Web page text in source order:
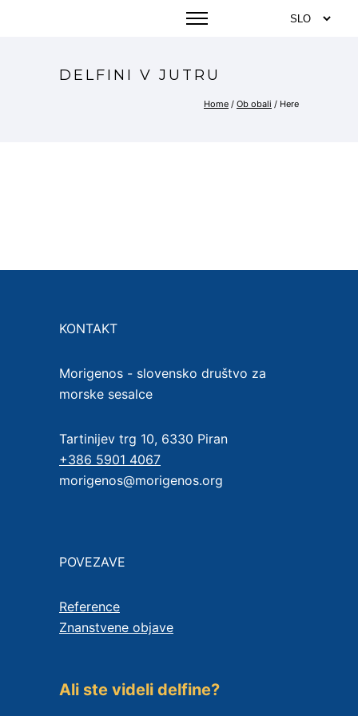
DELFINI V JUTRU
Home / Ob obali / Here
KONTAKT
Morigenos - slovensko društvo za
morske sesalce
Tartinijev trg 10, 6330 Piran
+386 5901 4067
morigenos@morigenos.org
POVEZAVE
Reference
Znanstvene objave
Ali ste videli delfine?